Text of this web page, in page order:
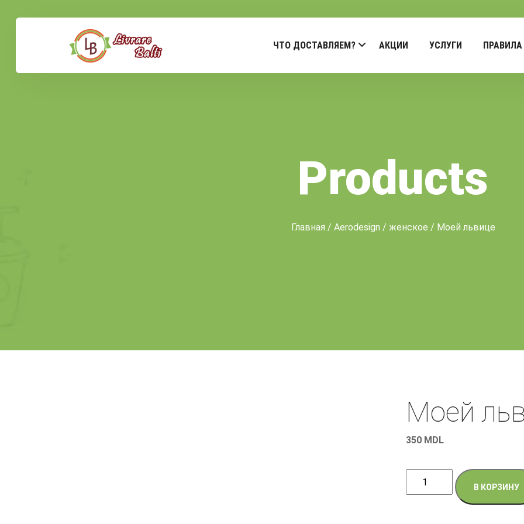
ЧТО ДОСТАВЛЯЕМ? АКЦИИ УСЛУГИ ПРАВИЛА
Products
Главная / Aerodesign / женское / Моей львице
Моей
350 MDL
Количество
товара
В КОРЗИНУ